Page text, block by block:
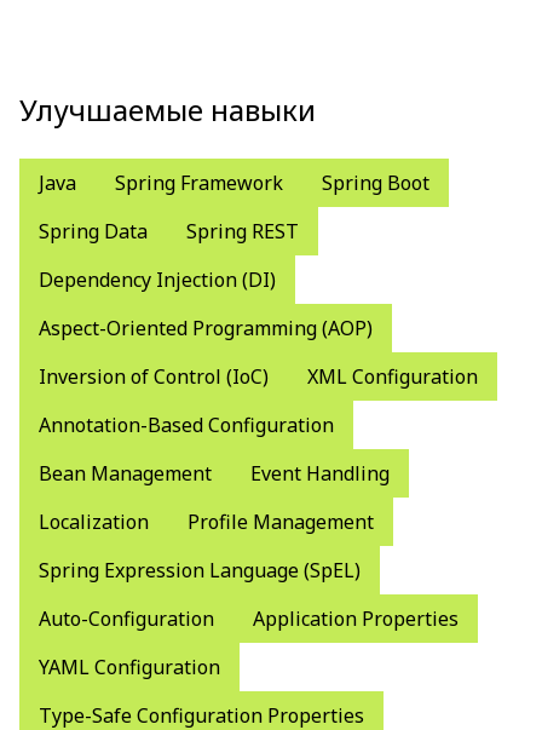
Улучшаемые навыки
Java Spring Framework
Spring Boot
Spring Data
Spring REST
Dependency Injection (DI)
Aspect-Oriented Programming (AOP)
Inversion of Control (IoC)
XML Configuration
Annotation-Based Configuration
Bean Management
Event Handling
Localization
Profile Management
Spring Expression Language (SpEL)
Auto-Configuration
Application Properties
YAML Configuration
Type-Safe Configuration Properties